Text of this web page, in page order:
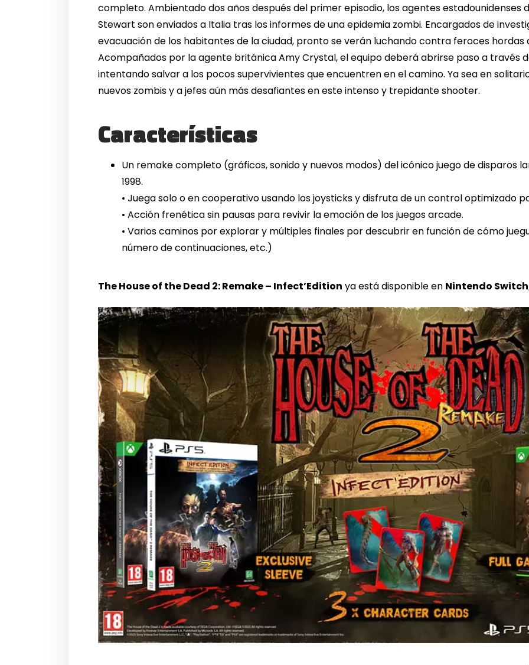
completo. Ambientado dos años después del primer episodio, los agentes estadounidenses
Stewart son enviados a Italia tras los informes de una epidemia zombi. Encargados de
evacuación de los habitantes de la ciudad, pronto se verán luchando contra feroces
Acompañados por la agente británica Amy Crystal, el equipo deberá abrirse paso a través
intentando salvar a los pocos supervivientes que encuentren en el camino. Ya sea en
nuevos zombis y a jefes aún más desafiantes en este intenso y trepidante shooter.
Características
Un remake completo (gráficos, sonido y nuevos modos) del icónico juego de disparos
1998.
• Juega solo o en cooperativo usando los joysticks y disfruta de un control optimizado
• Acción frenética sin pausas para revivir la emoción de los juegos arcade.
• Varios caminos por explorar y múltiples finales por descubrir en función de cómo
número de continuaciones, etc.)
The House of the Dead 2: Remake – Infect’Edition ya está disponible en Nintendo